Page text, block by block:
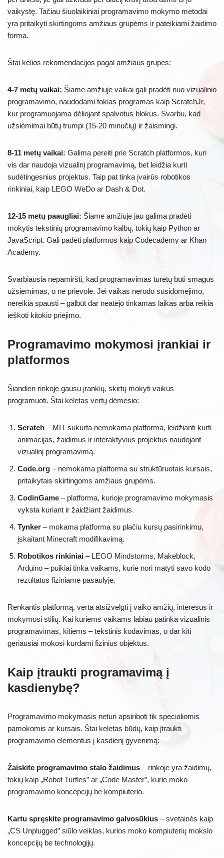
vaikystę. Tačiau šiuolaikiniai programavimo mokymo metodai
yra pritaikyti skirtingoms amžiaus grupėms ir pateikiami žaidimo
forma.
Štai kelios rekomendacijos pagal amžiaus grupes:
4-7 metų vaikai: Šiame amžiuje vaikai gali pradėti nuo vizualinio
programavimo, naudodami tokias programas kaip ScratchJr,
kur programuojama dėliojant spalvotus blokus. Svarbu, kad
užsiėmimai būtų trumpi (15-20 minučių) ir žaismingi.
8-11 metų vaikai: Galima pereiti prie Scratch platformos, kuri
vis dar naudoja vizualinį programavimą, bet leidžia kurti
sudėtingesnius projektus. Taip pat tinka įvairūs robotikos
rinkiniai, kaip LEGO WeDo ar Dash & Dot.
12-15 metų paaugliai: Šiame amžiuje jau galima pradėti
mokytis tekstinių programavimo kalbų, tokių kaip Python ar
JavaScript. Gali padėti platformos kaip Codecademy ar Khan
Academy.
Svarbiausia nepamiršti, kad programavimas turėtų būti smagus
užsiėmimas, o ne prievolė. Jei vaikas nerodo susidomėjimo,
nereikia spausti – galbūt dar neatėjo tinkamas laikas arba reikia
ieškoti kitokio priėjimo.
Programavimo mokymosi įrankiai ir
platformos
Šiandien rinkoje gausu įrankių, skirtų mokyti vaikus
programuoti. Štai keletas vertų dėmesio:
Scratch – MIT sukurta nemokama platforma, leidžianti kurti
animacijas, žaidimus ir interaktyvius projektus naudojant
vizualinį programavimą.
Code.org – nemokama platforma su struktūruotais kursais,
pritaikytais skirtingoms amžiaus grupėms.
CodinGame – platforma, kurioje programavimo mokymasis
vyksta kuriant ir žaidžiant žaidimus.
Tynker – mokama platforma su plačiu kursų pasirinkimu,
įskaitant Minecraft modifikavimą.
Robotikos rinkiniai – LEGO Mindstorms, Makeblock,
Arduino – puikiai tinka vaikams, kurie nori matyti savo kodo
rezultatus fiziniame pasaulyje.
Renkantis platformą, verta atsižvelgti į vaiko amžių, interesus ir
mokymosi stilių. Kai kuriems vaikams labiau patinka vizualinis
programavimas, kitiems – tekstinis kodavimas, o dar kiti
geriausiai mokosi kurdami fizinius objektus.
Kaip įtraukti programavimą į
kasdienybę?
Programavimo mokymasis neturi apsiriboti tik specialiomis
pamokomis ar kursais. Štai keletas būdų, kaip įtraukti
programavimo elementus į kasdienį gyvenimą:
Žaiskite programavimo stalo žaidimus – rinkoje yra žaidimų,
tokių kaip „Robot Turtles” ar „Code Master”, kurie moko
programavimo koncepcijų be kompiuterio.
Kartu spręskite programavimo galvosūkius – svetainės kaip
„CS Unplugged” siūlo veiklas, kurios moko kompiuterių mokslo
koncepcijų be technologijų.